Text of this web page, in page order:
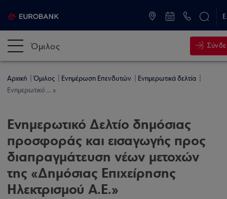
Όμιλος
Αρχική Όμιλος Ενημέρωση Επενδυτών
Ενημερωτικά δελτία
Ενημερωτικό ... »
Ενημερωτικό Δελτίο δημόσιας
προσφοράς και εισαγωγής προς
διαπραγμάτευση νέων μετοχών
της «Δημόσιας Επιχείρησης
Ηλεκτρισμού Α.Ε.»